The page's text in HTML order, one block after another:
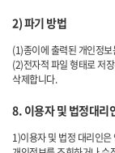
2) 파기 방법
(1)종이에 출력된 개인정
(2)전자적 파일 형태로 저
삭제합니다.
8. 이용자 및 법정대리
1)이용자 및 법정 대리인